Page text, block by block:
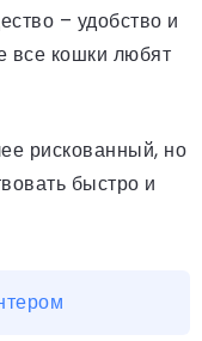
– удобство и
все кошки любят
рискованный, но
быстро и